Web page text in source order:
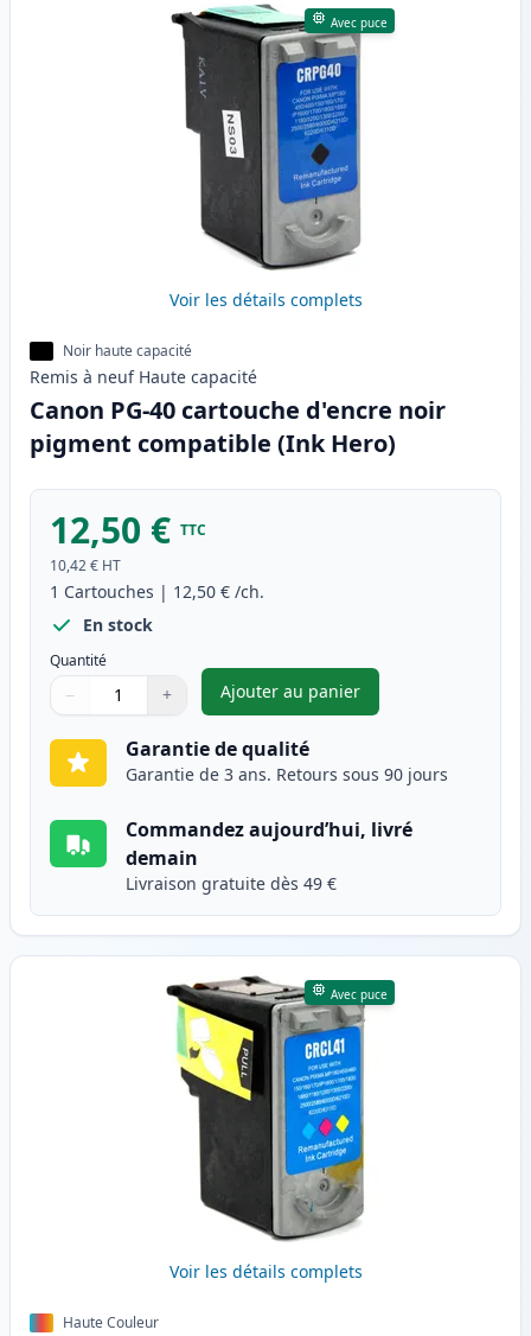
Avec puce
Voir les détails complets
Noir haute capacité
Remis à neuf Haute capacité
Canon PG-40 cartouche d'encre noir
pigment compatible (Ink Hero)
12,50 € TTC
10,42 € HT
1 Cartouches | 12,50 € /ch.
En stock
Quantité
Quantité
Utilisez les boutons pour ajuster
− +
Quantité
Ajouter au panier
,Canon PG-40 cartouche
Garantie de qualité
Garantie de 3 ans. Retours sous 90 jours
Commandez aujourd’hui, livré
demain
Livraison gratuite dès 49 €
Avec puce
Voir les détails complets
Haute Couleur